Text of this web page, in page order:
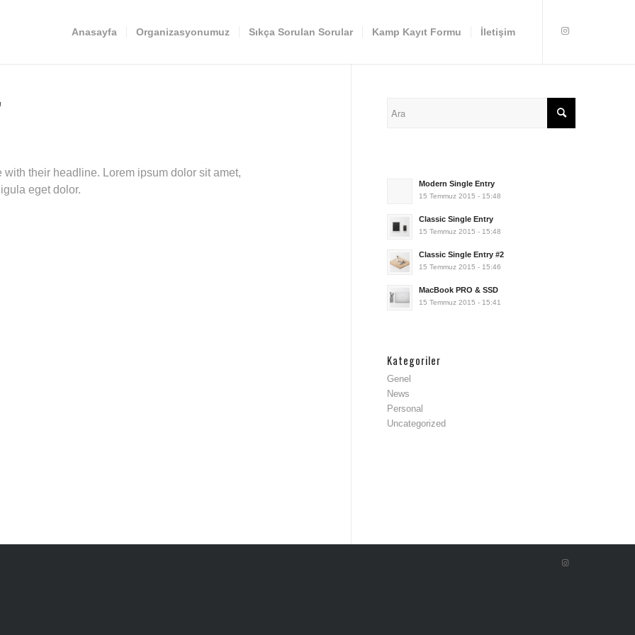
Anasayfa Organizasyonumuz Sıkça Sorulan Sorular Kamp Kayıt Formu İletişim
their headline. Lorem ipsum dolor sit amet,
eget dolor.
Modern Single Entry
15 Temmuz 2015 - 15:48
Classic Single Entry
15 Temmuz 2015 - 15:48
Classic Single Entry #2
15 Temmuz 2015 - 15:46
MacBook PRO & SSD
15 Temmuz 2015 - 15:41
Kategoriler
Genel
News
Personal
Uncategorized